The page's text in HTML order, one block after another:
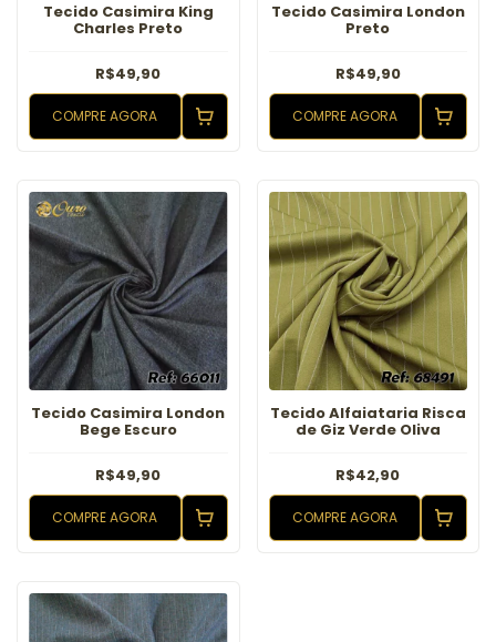
Tecido Casimira King
Charles Preto
R$49,90
COMPRE AGORA
Tecido Casimira London
Preto
R$49,90
COMPRE AGORA
Tecido Casimira London
Bege Escuro
R$49,90
COMPRE AGORA
Tecido Alfaiataria Risca
de Giz Verde Oliva
R$42,90
COMPRE AGORA